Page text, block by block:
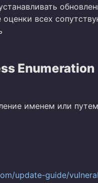
оценки всех
Enumeration
именем или
update-guide/